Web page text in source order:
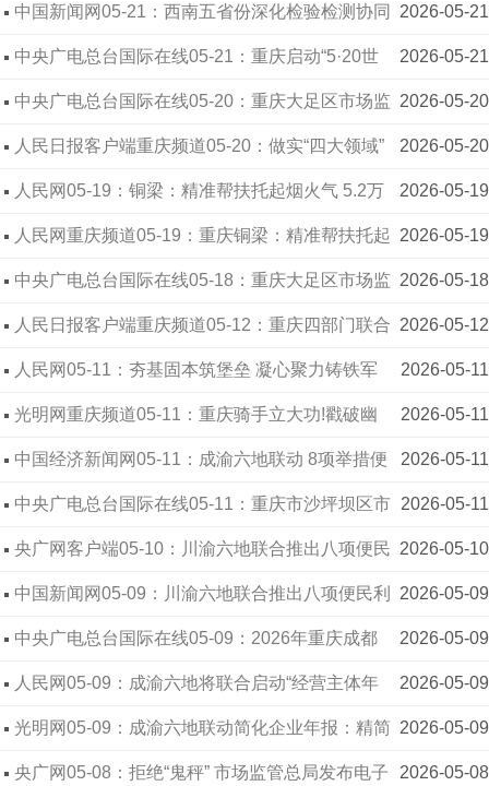
庆检验检测行业产业规模持续扩大 2026-05-21
中国新闻网05-21：西南五省份深化检验检测协同
发展 将实现资源共享、标准互认 2026-05-21
中央广电总台国际在线05-21：重庆启动“5·20世
界计量日”宣传暨新国标电子计价秤更新行动 2026-05-20
中央广电总台国际在线05-20：重庆大足区市场监
管局：以精准计量护民生 2026-05-20
人民日报客户端重庆频道05-20：做实“四大领域”
奋力开创重庆计量事业发展新篇章 2026-05-19
人民网05-19：铜梁：精准帮扶托起烟火气 5.2万
户小店“活”起来“火”起来 2026-05-19
人民网重庆频道05-19：重庆铜梁：精准帮扶托起
烟火气 5.2万户小店“活”起来“火”起来 2026-05-18
中央广电总台国际在线05-18：重庆大足区市场监
管局打响网络餐饮“舌尖保卫战” 2026-05-12
人民日报客户端重庆频道05-12：重庆四部门联合
开展水产品行业突出问题专项整治行动 2026-05-11
人民网05-11：夯基固本筑堡垒 凝心聚力铸铁军
重庆市直机关以“178464”工作架构推动基层组织建
优建强
2026-05-11
光明网重庆频道05-11：重庆骑手立大功!戳破幽
灵外卖商家猫腻 注意 你点的4家外卖可能是同一家 2026-05-11
中国经济新闻网05-11：成渝六地联动 8项举措便
利经营主体年报服务 2026-05-11
中央广电总台国际在线05-11：重庆市沙坪坝区市
场监管局召开专题会议 推动食品安全防线前移 2026-05-10
央广网客户端05-10：川渝六地联合推出八项便民
利企年报服务举措 2026-05-09
中国新闻网05-09：川渝六地联合推出八项便民利
企措施 实现跨区域年报无差别 2026-05-09
中央广电总台国际在线05-09：2026年重庆成都
都市圈“经营主体年报服务月”活动启动 2026-05-09
人民网05-09：成渝六地将联合启动“经营主体年
报服务月”活动 2026-05-09
光明网05-09：成渝六地联动简化企业年报：精简
300多项数据 2026-05-08
央广网05-08：拒绝“鬼秤” 市场监管总局发布电子